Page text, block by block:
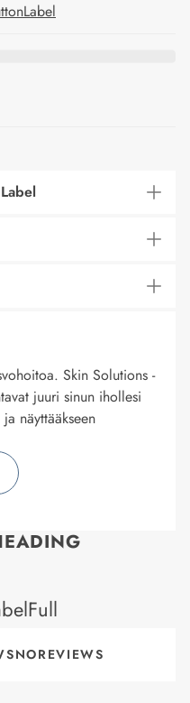
Skin Solutions -
juuri sinun ihollesi
näyttääkseen